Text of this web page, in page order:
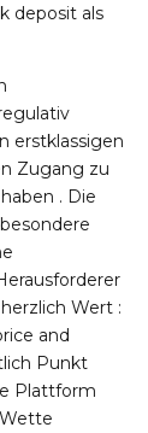
deposit als
erstklassigen
Zugang zu
. Die
Wert :
and
Punkt
Plattform